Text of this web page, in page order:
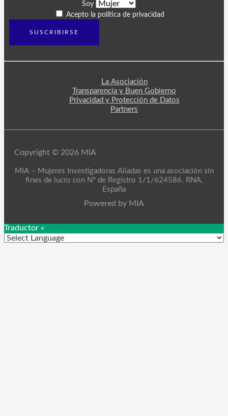
Soy
Acepto la política de privacidad
La Asociación
Transparencia y Buen Gobierno
Privacidad y Protección de Datos
Partners
Copyright © 2026 MIA
MIA – Mujeres Investigadoras Aliadas es una asociación sin
fines de lucro con Nº de Registro 1/1/624586. RNA,
España
Powered by MIA
Traductor »